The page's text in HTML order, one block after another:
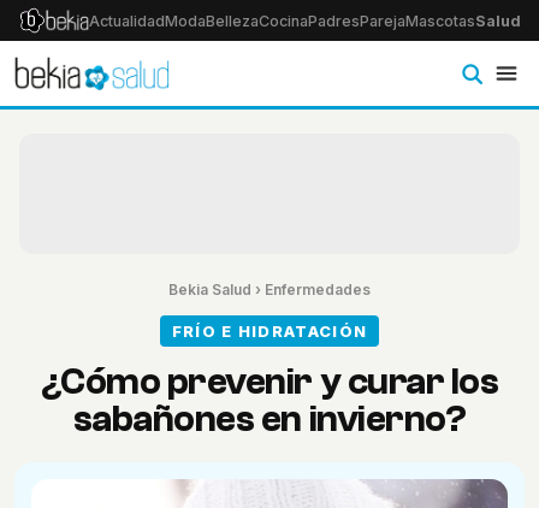
ActualidadModaBellezaCocinaPadresParejaMascotasSalud
Bekia Salud › Enfermedades
FRÍO E HIDRATACIÓN
¿Cómo prevenir y curar los
sabañones en invierno?